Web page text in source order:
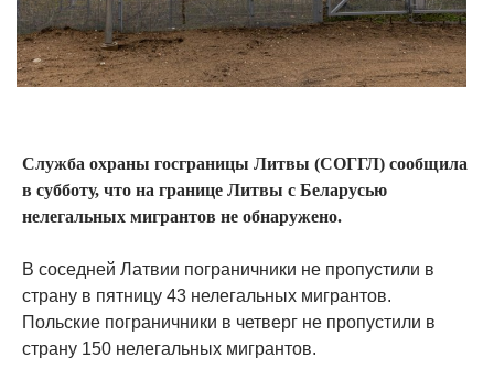
Служба охраны госграницы Литвы (СОГГЛ) сообщила
в субботу, что на границе Литвы с Беларусью
нелегальных мигрантов не обнаружено.
В соседней Латвии пограничники не пропустили в
страну в пятницу 43 нелегальных мигрантов.
Польские пограничники в четверг не пропустили в
страну 150 нелегальных мигрантов.